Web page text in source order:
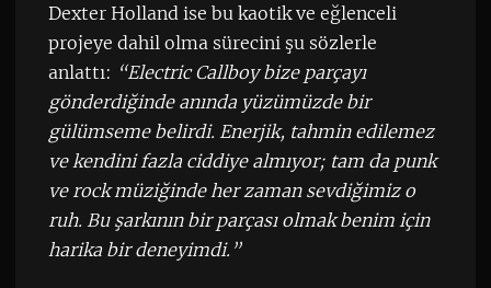
Dexter Holland ise bu kaotik ve eğlenceli
projeye dahil olma sürecini şu sözlerle
anlattı: “Electric Callboy bize parçayı
gönderdiğinde anında yüzümüzde bir
gülümseme belirdi. Enerjik, tahmin edilemez
ve kendini fazla ciddiye almıyor; tam da punk
ve rock müziğinde her zaman sevdiğimiz o
ruh. Bu şarkının bir parçası olmak benim için
harika bir deneyimdi.”